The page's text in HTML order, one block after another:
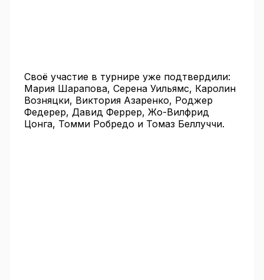
Своё участие в турнире уже подтвердили:
Мария Шарапова, Серена Уильямс, Каролин
Возняцки, Виктория Азаренко, Роджер
Федерер, Давид Феррер, Жо-Вилфрид
Цонга, Томми Робредо и Томаз Беллуччи.